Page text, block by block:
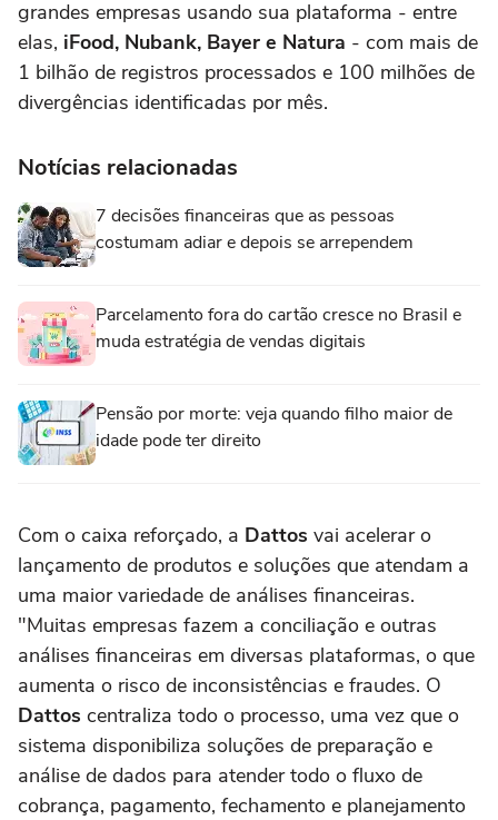
grandes empresas usando sua plataforma - entre
elas, iFood, Nubank, Bayer e Natura - com mais de
1 bilhão de registros processados e 100 milhões de
divergências identificadas por mês.
Notícias relacionadas
7 decisões financeiras que as pessoas
costumam adiar e depois se arrependem
Parcelamento fora do cartão cresce no Brasil e
muda estratégia de vendas digitais
Pensão por morte: veja quando filho maior de
idade pode ter direito
Com o caixa reforçado, a Dattos vai acelerar o
lançamento de produtos e soluções que atendam a
uma maior variedade de análises financeiras.
"Muitas empresas fazem a conciliação e outras
análises financeiras em diversas plataformas, o que
aumenta o risco de inconsistências e fraudes. O
Dattos centraliza todo o processo, uma vez que o
sistema disponibiliza soluções de preparação e
análise de dados para atender todo o fluxo de
cobrança, pagamento, fechamento e planejamento